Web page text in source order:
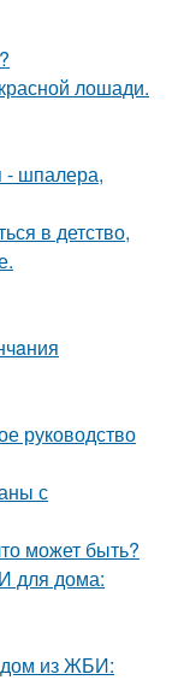
лошади.
- шпалера,
в детство,
руководство
с
может быть?
для дома:
дом из ЖБИ: